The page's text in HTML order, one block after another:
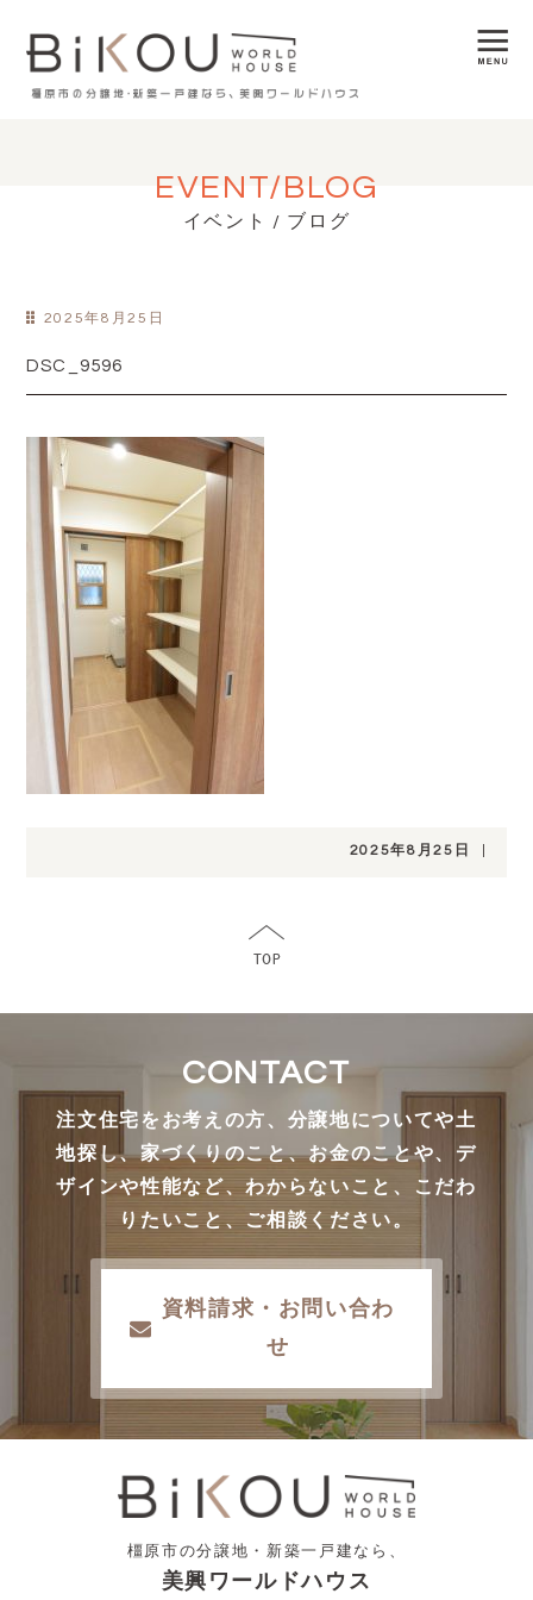
EVENT/BLOG
イベント / ブログ
2025年8月25日
DSC_9596
2025年8月25日
CONTACT
注文住宅をお考えの方、分譲地についてや土
地探し、家づくりのこと、お金のことや、デ
ザインや性能など、わからないこと、こだわ
りたいこと、ご相談ください。
資料請求・お問い合わ
せ
橿原市の分譲地・新築一戸建なら、
美興ワールドハウス